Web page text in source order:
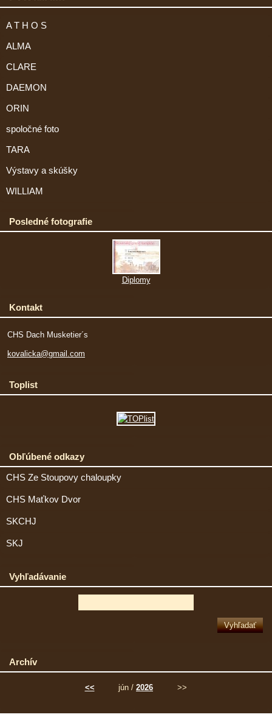
A T H O S
ALMA
CLARE
DAEMON
ORIN
spoločné foto
TARA
Výstavy a skúšky
WILLIAM
Posledné fotografie
Diplomy
Kontakt
CHS Dach Musketier´s
kovalicka@gmail.com
Toplist
Obľúbené odkazy
CHS Ze Stoupovy chaloupky
CHS Maťkov Dvor
SKCHJ
SKJ
Vyhľadávanie
Archív
<< jún / 2026 >>